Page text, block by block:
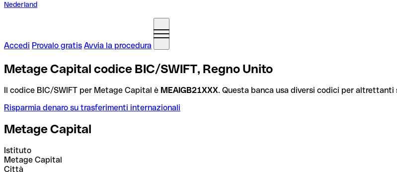
Nederland
Accedi Provalo gratis Avvia la procedura
Metage Capital codice BIC/SWIFT, Regno Unito
Il codice BIC/SWIFT per Metage Capital è MEAIGB21XXX. Questa banca usa diversi codici per
Risparmia denaro su trasferimenti internazionali
Metage Capital
Istituto
Metage Capital
Città